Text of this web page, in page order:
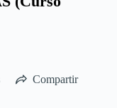
Compartir